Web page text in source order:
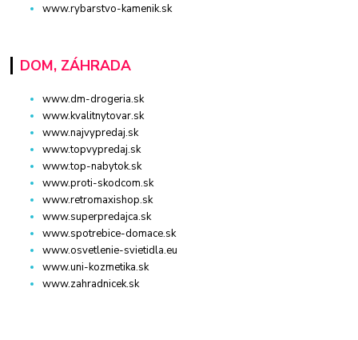
www.rybarstvo-kamenik.sk
DOM, ZÁHRADA
www.dm-drogeria.sk
www.kvalitnytovar.sk
www.najvypredaj.sk
www.topvypredaj.sk
www.top-nabytok.sk
www.proti-skodcom.sk
www.retromaxishop.sk
www.superpredajca.sk
www.spotrebice-domace.sk
www.osvetlenie-svietidla.eu
www.uni-kozmetika.sk
www.zahradnicek.sk